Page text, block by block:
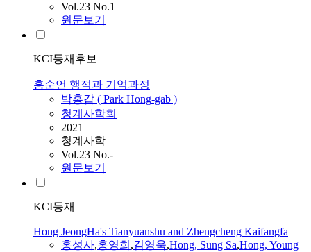
Vol.23 No.1
원문보기
KCI등재후보
홍순언 행적과 기억과정
박홍갑 ( Park Hong-gab )
청계사학회
2021
청계사학
Vol.23 No.-
원문보기
KCI등재
Hong JeongHa's Tianyuanshu and Zhengcheng Kaifangfa
홍성사,홍영희 ,김영욱,Hong, Sung Sa,Hong, Young